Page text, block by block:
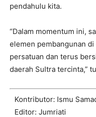
pendahulu kita.
“Dalam momentum ini,
elemen pembangunan
persatuan dan terus
daerah Sultra tercinta,”
Kontributor: Ismu
Editor: Jumriati